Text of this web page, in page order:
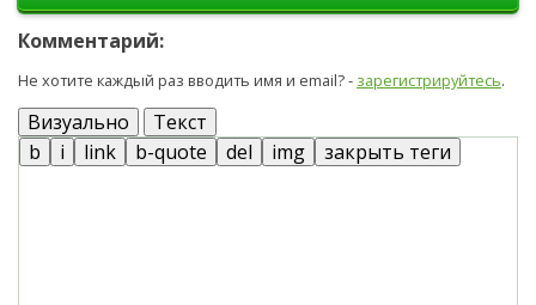
Комментарий:
Не хотите каждый раз вводить имя и email? - зарегистрируйтесь.
Визуально Текст